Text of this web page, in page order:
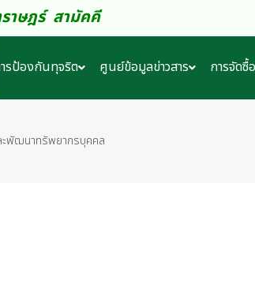
าษฎร์ สามัคคี
รป้องกันทุจริต ศูนย์ข้อมูลข่าวสาร การจัดซื้
พัฒนาทรัพยากรบุคคล